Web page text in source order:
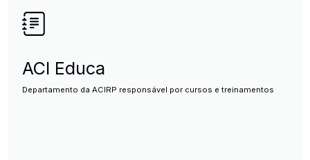
ACI Educa
Departamento da ACIRP responsável por cursos e treinamentos